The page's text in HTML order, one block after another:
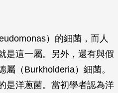
）的細菌，而人
是這一屬。另外，還有與假
屬（ Burkholderia）細菌。
是洋蔥菌。當初學者認為洋